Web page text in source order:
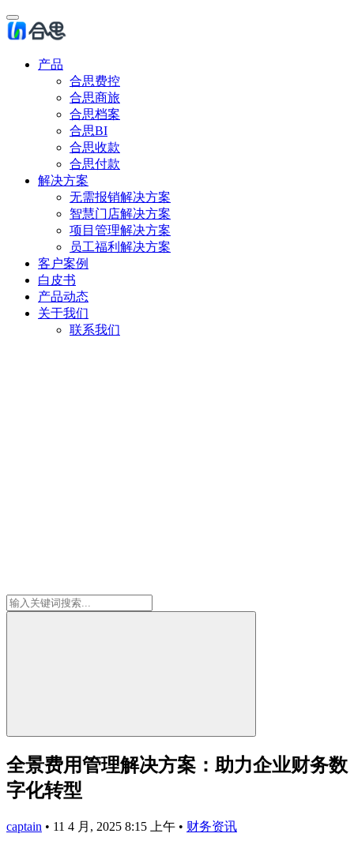
产品
合思费控
合思商旅
合思档案
合思BI
合思收款
合思付款
解决方案
无需报销解决方案
智慧门店解决方案
项目管理解决方案
员工福利解决方案
客户案例
白皮书
产品动态
关于我们
联系我们
全景费用管理解决方案：助力企业财务数
字化转型
captain • 11 4 月, 2025 8:15 上午 • 财务资讯